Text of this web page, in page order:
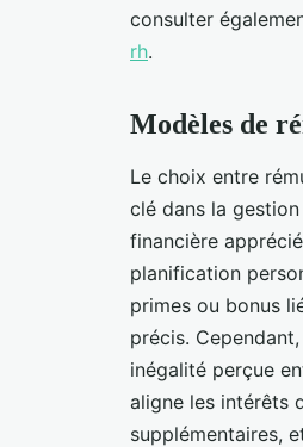
consulter
rh.
Modèles de
Le choix entre
clé dans la
financière
planification
primes ou bonus
précis.
inégalité perçue
aligne les intérêts
supplémentaires,